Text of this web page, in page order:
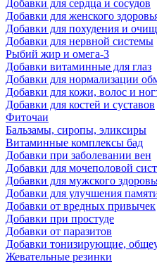
Добавки для сердца и сосудов
Добавки для женского
Добавки для похудения и
Добавки для нервной системы
Рыбий жир и омега-3
Добавки витаминные для глаз
Добавки для нормализации
Добавки для кожи, волос и
Добавки для костей и суставов
Фиточаи
Бальзамы, сиропы, эликсиры
Витаминные комплексы бад
Добавки при заболевании вен
Добавки для мочеполовой
Добавки для мужского
Добавки для улучшения
Добавки от вредных привычек
Добавки при простуде
Добавки от паразитов
Добавки тонизирующие,
Жевательные резинки